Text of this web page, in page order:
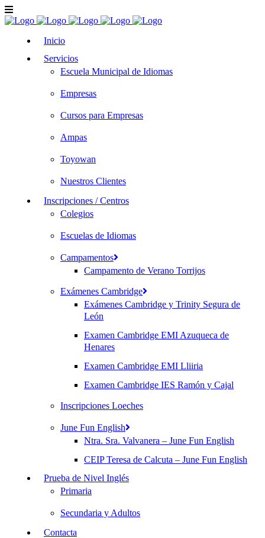
Inicio
Servicios
Escuela Municipal de Idiomas
Empresas
Cursos para Empresas
Ampas
Toyowan
Nuestros Clientes
Inscripciones / Centros
Colegios
Escuelas de Idiomas
Campamentos
Campamento de Verano Torrijos
Exámenes Cambridge
Exámenes Cambridge y Trinity Segura de
León
Examen Cambridge EMI Azuqueca de
Henares
Examen Cambridge EMI Lliiria
Examen Cambridge IES Ramón y Cajal
Inscripciones Loeches
June Fun English
Ntra. Sra. Valvanera – June Fun English
CEIP Teresa de Calcuta – June Fun English
Prueba de Nivel Inglés
Primaria
Secundaria y Adultos
Contacta